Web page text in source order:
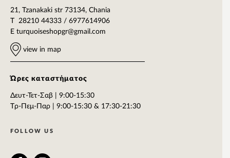
21, Tzanakaki str 73134, Chania
T 28210 44333 / 6977614906
E turquoiseshopgr@gmail.com
view in map
Ώρες καταστήματος
Δευτ-Τετ-Σαβ | 9:00-15:30
Tρ-Πεμ-Παρ | 9:00-15:30 & 17:30-21:30
FOLLOW US